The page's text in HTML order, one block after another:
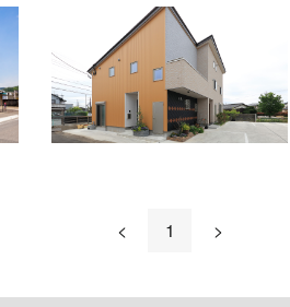
< 1 >